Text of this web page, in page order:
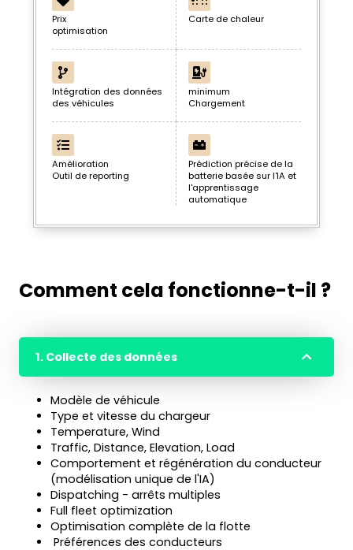
Prix
optimisation
Carte de chaleur
Intégration des données
des véhicules
minimum
Chargement
Amélioration
Outil de reporting
Prédiction précise de la
batterie basée sur l'IA et
l'apprentissage
automatique
Comment cela fonctionne-t-il ?
1. Collecte des données
Modèle de véhicule
Type et vitesse du chargeur
Temperature, Wind
Traffic, Distance, Elevation, Load
Comportement et régénération du conducteur
(modélisation unique de l'IA)
Dispatching - arrêts multiples
Full fleet optimization
Optimisation complète de la flotte
Préférences des conducteurs